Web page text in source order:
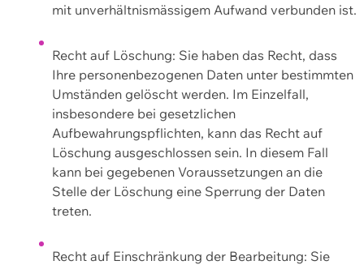
mit unverhältnismässigem Aufwand verbunden ist.
Recht auf Löschung: Sie haben das Recht, dass
Ihre personenbezogenen Daten unter bestimmten
Umständen gelöscht werden. Im Einzelfall,
insbesondere bei gesetzlichen
Aufbewahrungspflichten, kann das Recht auf
Löschung ausgeschlossen sein. In diesem Fall
kann bei gegebenen Voraussetzungen an die
Stelle der Löschung eine Sperrung der Daten
treten.
Recht auf Einschränkung der Bearbeitung: Sie